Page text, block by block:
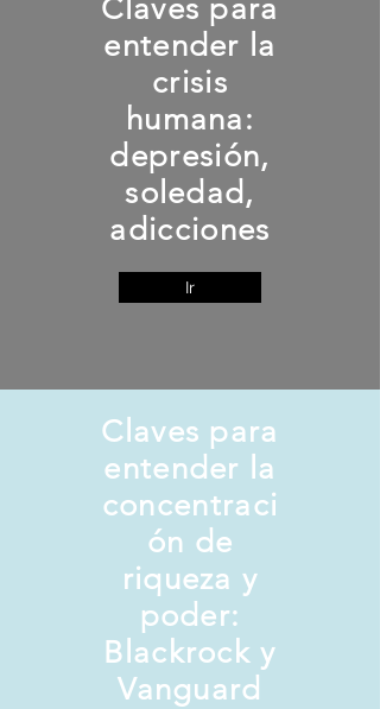
Claves para
entender la
crisis
humana:
depresión,
soledad,
adicciones
Ir
Claves para
entender la
concentraci
ón de
riqueza y
poder:
Blackrock y
Vanguard